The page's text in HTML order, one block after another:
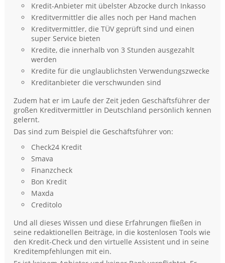
Kredit-Anbieter mit übelster Abzocke durch Inkasso
Kreditvermittler die alles noch per Hand machen
Kreditvermittler, die TÜV geprüft sind und einen
super Service bieten
Kredite, die innerhalb von 3 Stunden ausgezahlt
werden
Kredite für die unglaublichsten Verwendungszwecke
Kreditanbieter die verschwunden sind
Zudem hat er im Laufe der Zeit jeden Geschäftsführer der
großen Kreditvermittler in Deutschland persönlich kennen
gelernt.
Das sind zum Beispiel die Geschäftsführer von:
Check24 Kredit
Smava
Finanzcheck
Bon Kredit
Maxda
Creditolo
Und all dieses Wissen und diese Erfahrungen fließen in
seine redaktionellen Beiträge, in die kostenlosen Tools wie
den Kredit-Check und den virtuelle Assistent und in seine
Kreditempfehlungen mit ein.